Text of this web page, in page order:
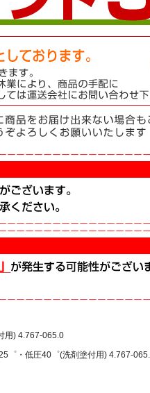
用) 4.767-065.0
゜・低圧40゜(洗剤塗付用) 4.767-